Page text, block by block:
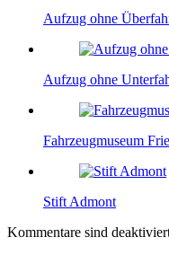
Aufzug ohne
Aufzug ohne
Fahrzeugmuseum
Stift Admont
Kommentare sind